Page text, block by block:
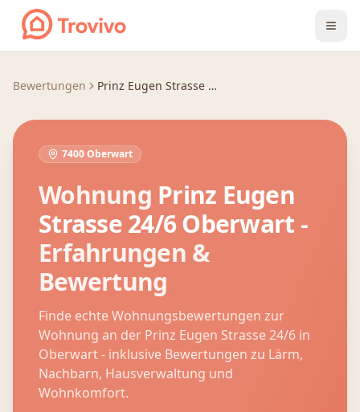
Zum Inhalt springen
Bewertungen Prinz Eugen Strasse 24/6
7400 Oberwart
Wohnung Prinz Eugen
Strasse 24/6Oberwart -
Erfahrungen &
Bewertung
Finde echte Wohnungsbewertungen zur
Wohnung an der Prinz Eugen Strasse 24/6 in
Oberwart- inklusive Bewertungen zu Lärm,
Nachbarn, Hausverwaltung und
Wohnkomfort.